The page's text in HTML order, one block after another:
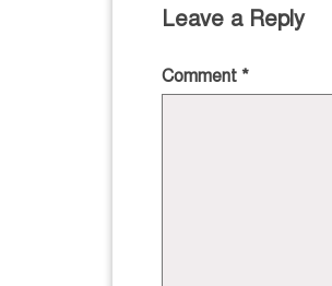
Leave a Reply
Comment *